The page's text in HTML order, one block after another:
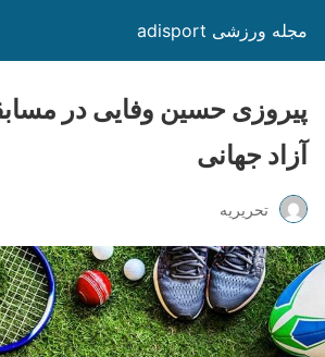
مجله ورزشی adisport
پیروزی حسین وفایی در
آزاد جهانی
تحریریه